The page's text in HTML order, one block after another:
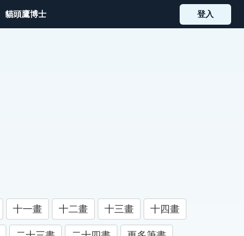
貓頭鷹博士 登入
十一畫 十二畫 十三畫 十四畫